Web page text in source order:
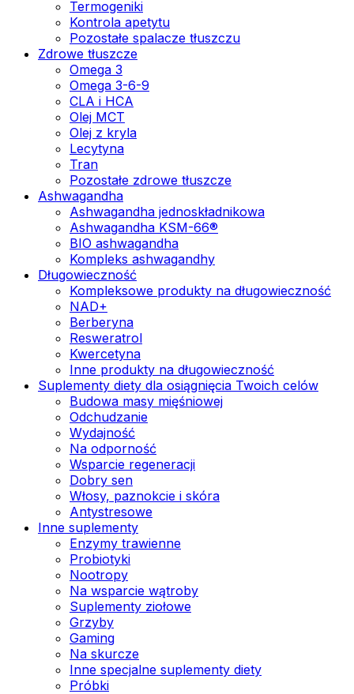
Termogeniki
Kontrola apetytu
Pozostałe spalacze tłuszczu
Zdrowe tłuszcze
Omega 3
Omega 3-6-9
CLA i HCA
Olej MCT
Olej z kryla
Lecytyna
Tran
Pozostałe zdrowe tłuszcze
Ashwagandha
Ashwagandha jednoskładnikowa
Ashwagandha KSM-66®
BIO ashwagandha
Kompleks ashwagandhy
Długowieczność
Kompleksowe produkty na długowieczność
NAD+
Berberyna
Resweratrol
Kwercetyna
Inne produkty na długowieczność
Suplementy diety dla osiągnięcia Twoich celów
Budowa masy mięśniowej
Odchudzanie
Wydajność
Na odporność
Wsparcie regeneracji
Dobry sen
Włosy, paznokcie i skóra
Antystresowe
Inne suplementy
Enzymy trawienne
Probiotyki
Nootropy
Na wsparcie wątroby
Suplementy ziołowe
Grzyby
Gaming
Na skurcze
Inne specjalne suplementy diety
Próbki